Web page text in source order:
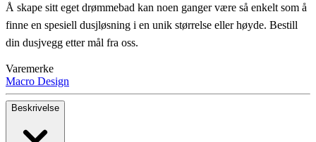
Å skape sitt eget drømmebad kan noen ganger være så enkelt som å
finne en spesiell dusjløsning i en unik størrelse eller høyde. Bestill
din dusjvegg etter mål fra oss.
Varemerke
Macro Design
Beskrivelse